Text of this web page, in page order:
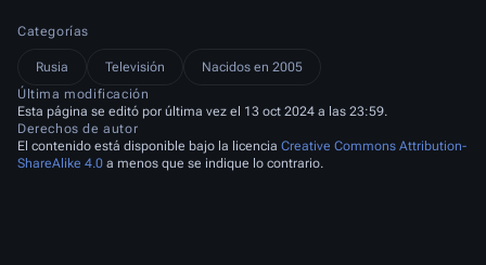
Categorías
Rusia Televisión
Nacidos en 2005
Última modificación
Esta página se editó por última vez el 13 oct 2024 a las 23:59.
Derechos de autor
El contenido está disponible bajo la licencia Creative Commons Attribution-
ShareAlike 4.0 a menos que se indique lo contrario.